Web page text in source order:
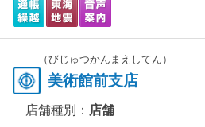
（びじゅつかんまえしてん）
美術館前支店
店舗種別： 店舗